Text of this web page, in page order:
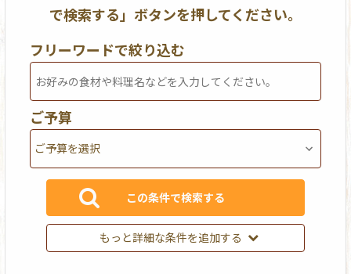
で検索する」ボタンを押してください。
フリーワードで絞り込む
ご予算
もっと詳細な条件を追加する